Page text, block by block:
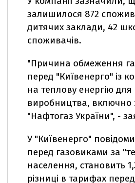
залишилося 872
дитячих заклади, 42
споживачів.
"Причина обмеження
перед "Київенерго" із
на теплову енергію для
виробництва, включно
"Нафтогаз України", -
У "Київенерго"
перед газовиками за
населення, становить
різниці в тарифах